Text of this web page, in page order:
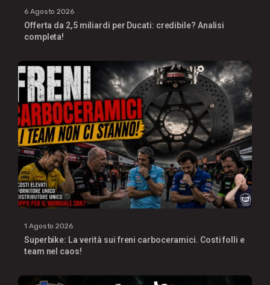
6 Agosto 2026
Offerta da 2,5 miliardi per Ducati: credibile? Analisi
completa!
1 Agosto 2026
Superbike: La verità sui freni carboceramici. Costi folli e
team nel caos!